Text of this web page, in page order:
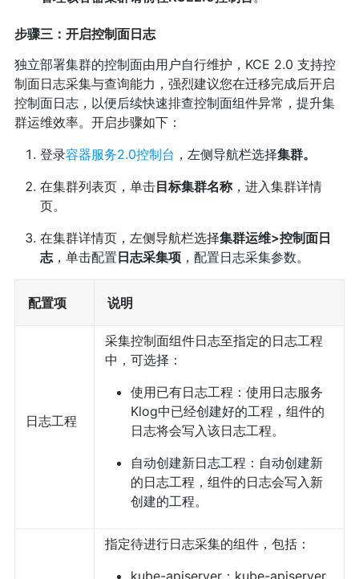
步骤三：开启控制面日志
独立部署集群的控制面由用户自行维护，KCE 2.0 支持控
制面日志采集与查询能力，强烈建议您在迁移完成后开启
控制面日志，以便后续快速排查控制面组件异常，提升集
群运维效率。开启步骤如下：
登录容器服务2.0控制台 ，左侧导航栏选择集群。
在集群列表页，单击目标集群名称，进入集群详情
页。
在集群详情页，左侧导航栏选择集群运维>控制面日
志，单击配置 日志采集项，配置日志采集参数。
配置项 说明
日志工程
采集控制面组件日志至指定的日志工程
中，可选择：
使用已有日志工程：使用日志服务
Klog中已经创建好的工程，组件的
日志将会写入该日志工程。
自动创建新日志工程：自动创建新
的日志工程，组件的日志会写入新
创建的工程。
指定待进行日志采集的组件，包括：